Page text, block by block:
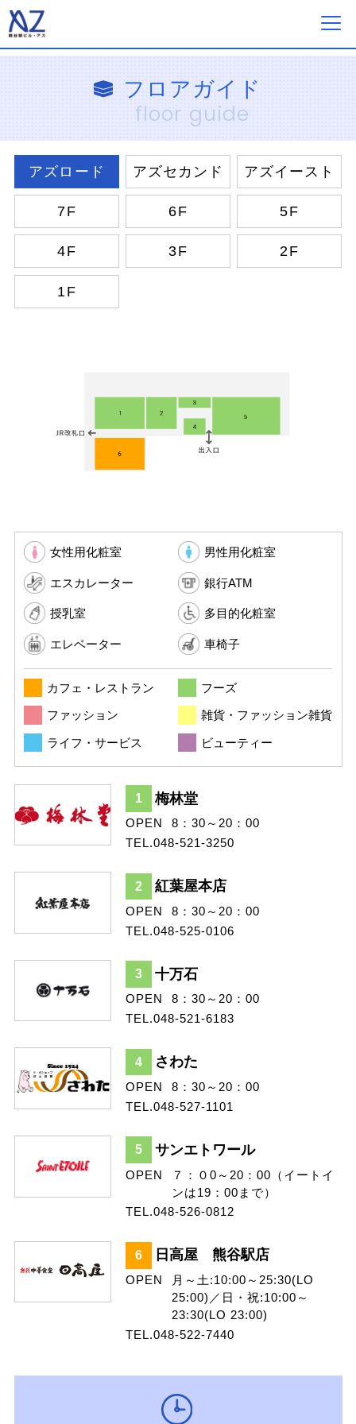
フロアガイド
ショップ一覧
イベント&ニュース
ショップニュース
営業案内・アクセス
イベントスケジュール
出店募集
Select Language
会社情報 個人情報保護方針
フロアガイド
floor guide
アズロード アズセカンド アズイースト
7F 6F 5F
4F 3F 2F
1F
女性用化粧室 男性用化粧室
エスカレーター 銀行ATM
授乳室 多目的化粧室
エレベーター 車椅子
カフェ・レストラン フーズ
ファッション 雑貨・ファッション雑貨
ライフ・サービス ビューティー
1 梅林堂
OPEN
8：30～20：00
TEL.048-521-3250
2 紅葉屋本店
OPEN
8：30～20：00
TEL.048-525-0106
3 十万石
OPEN
8：30～20：00
TEL.048-521-6183
4 さわた
OPEN
8：30～20：00
TEL.048-527-1101
5 サンエトワール
OPEN
７：０0～20：00（イートイ
ンは19：00まで）
TEL.048-526-0812
6 日高屋 熊谷駅店
OPEN
月～土:10:00～25:30(LO
25:00)／日・祝:10:00～
23:30(LO 23:00)
TEL.048-522-7440